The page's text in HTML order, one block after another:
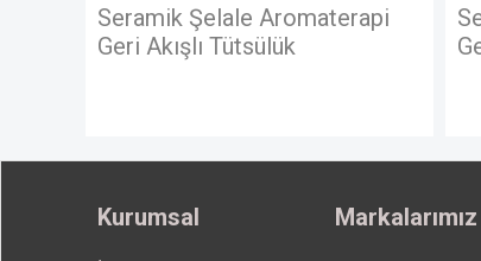
Seramik Şelale Aromaterapi
Geri Akışlı Tütsülük
Kurumsal Markalarımız